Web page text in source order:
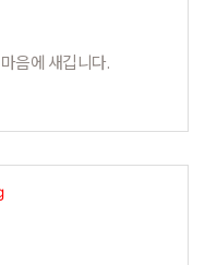
음에 새깁니다.